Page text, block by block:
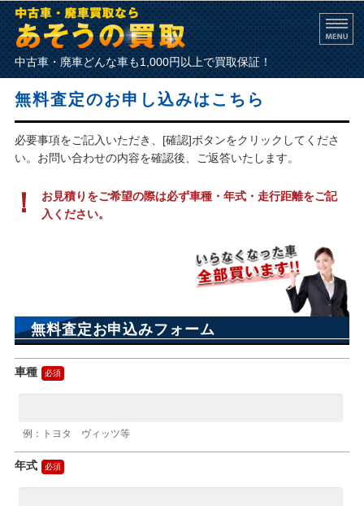
中古車・廃車買取な
中古車・廃車どんな車も1,000円以上で買取保証！
ホーム
よくあるご質問
会社概要
無料査定のお申し込みはこちら
必要事項をご記入いただき、[確認]ボタンをクリックしてくださ
い。お問い合わせの内容を確認後、ご返答いたします。
お見積りをご希望の際は必ず車種・年式・走行距離をご記
入ください。
無料査定お申込みフォーム
車種
例：トヨタ ヴィッツ等
年式